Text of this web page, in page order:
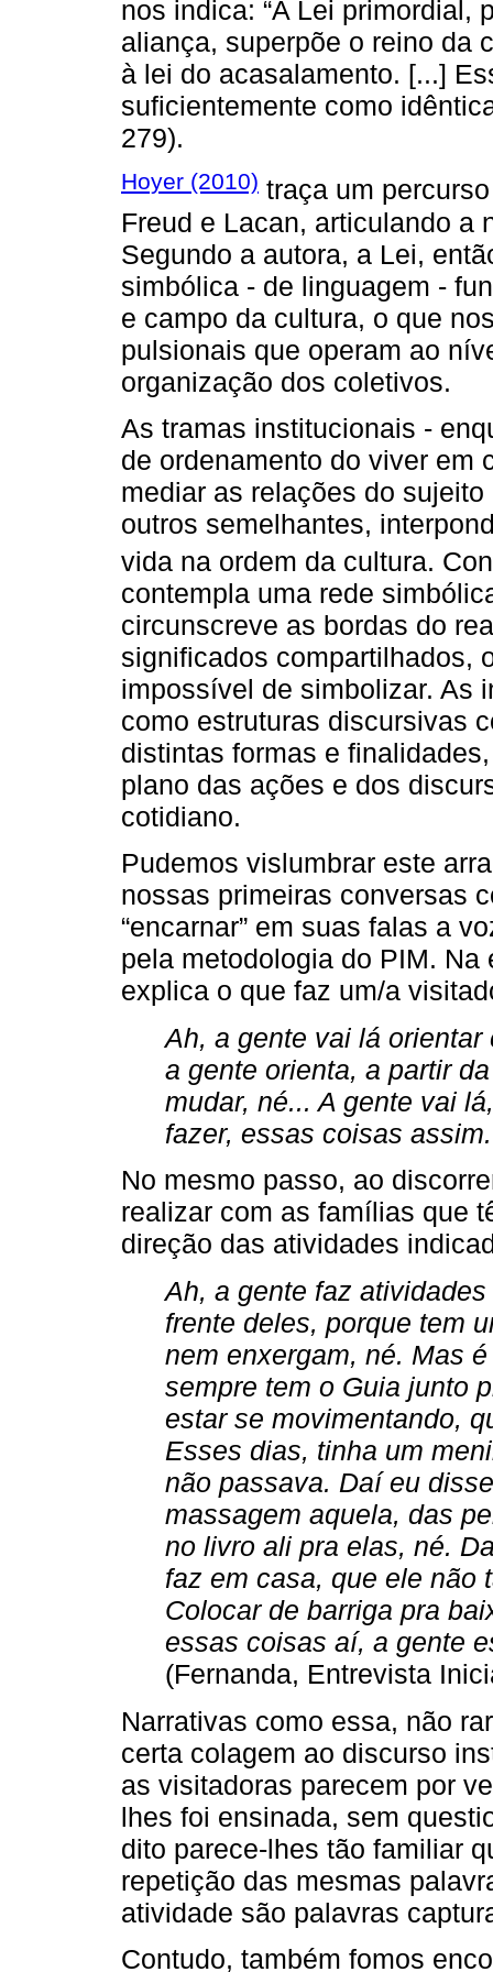
nos indica: “A Lei primordial,
aliança, superpõe o reino da
à lei do acasalamento. [...]
suficientemente como
279).
Hoyer (2010) traça um
Freud e Lacan, articulando a
Segundo a autora, a Lei,
simbólica - de linguagem -
e campo da cultura, o que
pulsionais que operam ao
organização dos coletivos.
As tramas institucionais -
de ordenamento do viver em
mediar as relações do
outros semelhantes,
vida na ordem da cultura.
contempla uma rede
circunscreve as bordas do
significados compartilhados,
impossível de simbolizar. As
como estruturas discursivas
distintas formas e
plano das ações e dos
cotidiano.
Pudemos vislumbrar este
nossas primeiras conversas
“encarnar” em suas falas a
pela metodologia do PIM.
explica o que faz um/a
Ah, a gente vai lá
a gente orienta, a partir
mudar, né... A gente vai
fazer, essas coisas
No mesmo passo, ao
realizar com as famílias que
direção das atividades
Ah, a gente faz
frente deles, porque tem
nem enxergam, né. Mas
sempre tem o Guia junto
estar se movimentando,
Esses dias, tinha um
não passava. Daí eu
massagem aquela, das
no livro ali pra elas, né.
faz em casa, que ele não
Colocar de barriga pra
essas coisas aí, a gente
(Fernanda, Entrevista
Narrativas como essa, não
certa colagem ao discurso
as visitadoras parecem por
lhes foi ensinada, sem
dito parece-lhes tão familiar
repetição das mesmas
atividade são palavras
Contudo, também fomos